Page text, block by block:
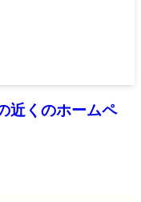
近くのホームペ